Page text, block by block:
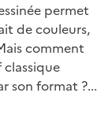
permet
de couleurs,
comment
classique
son format ?...